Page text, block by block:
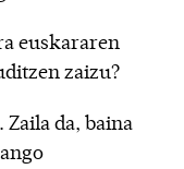
euskararen
zaizu?
Zaila da, baina